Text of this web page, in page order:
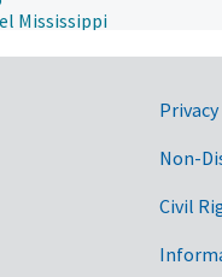
Mississippi
Non-
Civil